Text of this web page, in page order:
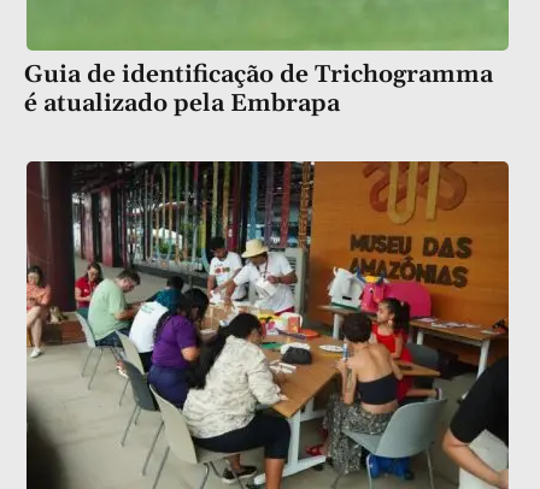
Guia de identificação de Trichogramma
é atualizado pela Embrapa